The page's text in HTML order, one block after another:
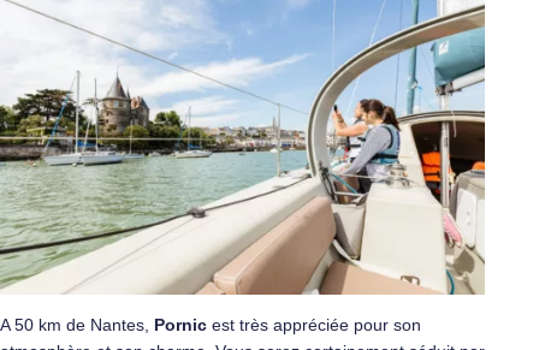
A 50 km de Nantes, Pornic est très appréciée pour son